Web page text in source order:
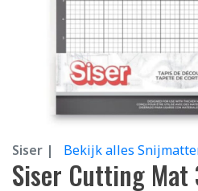
Siser | Bekijk alles
Siser Cutting Mat